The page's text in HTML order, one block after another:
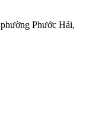
Phước Hải,